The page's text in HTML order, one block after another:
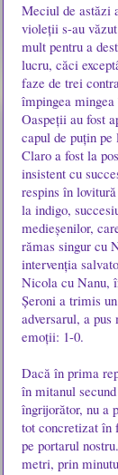
Meciul de astăzi
violeții s-au
mult pentru a
lucru, căci
faze de trei
împingea
Oaspeții au fost
capul de puțin
Claro a fost la
insistent cu
respins în
la indigo,
medieșenilor,
rămas singur cu
intervenția
Nicola cu Nanu,
Șeroni a trimis
adversarul, a
emoții: 1-0.
Dacă în prima
în mitanul
îngrijorător, nu a
tot concretizat în
pe portarul
metri, prin